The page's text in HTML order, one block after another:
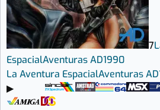
7
EspacialAventuras AD1990
La Aventura EspacialAventuras AD
▶